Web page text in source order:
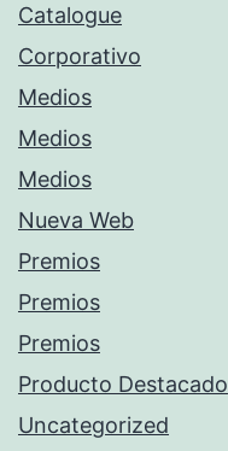
Catalogue
Corporativo
Medios
Medios
Medios
Nueva Web
Premios
Premios
Premios
Producto Destacado
Uncategorized